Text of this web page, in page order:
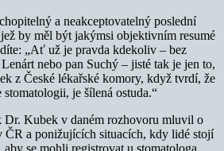
a neakceptovatelný poslední
by měl být jakýmsi objektivním resumé
„Ať už je pravda kdekoliv – bez
nebo pan Suchý – jisté tak je jen to,
z České lékařské komory, když tvrdí, že
je šílená ostuda.“
Dr. Kubek v daném rozhovoru mluvil o
ČR a ponižujících situacích, kdy lidé stojí
se mohli registrovat u stomatologa,